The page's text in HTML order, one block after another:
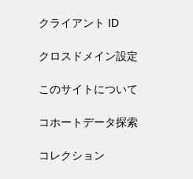
クライアント ID
クロスドメイン設定
このサイトについて
コホートデータ探索
コレクション